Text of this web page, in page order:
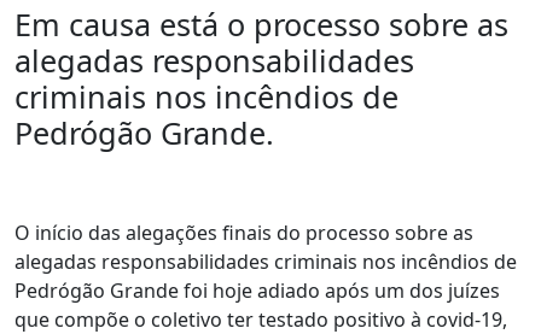
Em causa está o processo sobre as
alegadas responsabilidades
criminais nos incêndios de
Pedrógão Grande.
O início das alegações finais do processo sobre as
alegadas responsabilidades criminais nos incêndios de
Pedrógão Grande foi hoje adiado após um dos juízes
que compõe o coletivo ter testado positivo à covid-19,